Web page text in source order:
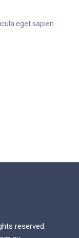
eget sapien
reserved.